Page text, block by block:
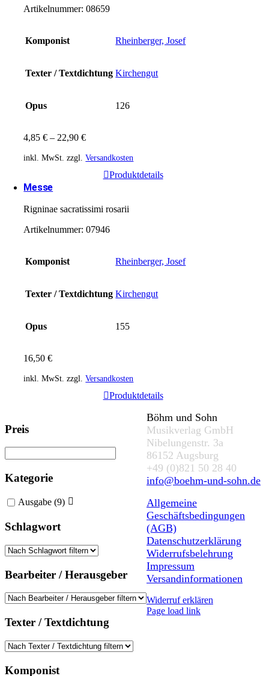
Artikelnummer:08659
Komponist Rheinberger, Josef
Texter / Textdichtung Kirchengut
Opus 126
4,85€ – 22,90€
inkl. MwSt. zzgl.Versandkosten
Produktdetails
Messe
Rigninae sacratissimi rosarii
Artikelnummer:07946
Komponist Rheinberger, Josef
Texter / Textdichtung Kirchengut
Opus 155
16,50€
inkl. MwSt. zzgl.Versandkosten
Produktdetails
Preis
Kategorie
Ausgabe (9)
Schlagwort
Bearbeiter / Herausgeber
Texter / Textdichtung
Komponist
Böhm und Sohn
Musikverlag GmbH
Nibelungenstr. 3a
86152 Augsburg
+49 (0)821 50 28 40
info@boehm-und-sohn.de
Allgemeine
Geschäftsbedingungen
(AGB)
Datenschutzerklärung
Widerrufsbelehrung
Impressum
Versandinformationen
Widerruf erklären
Page load link